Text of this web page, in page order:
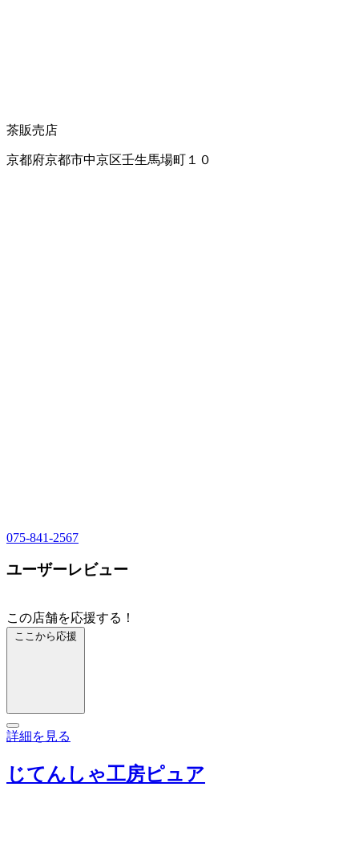
茶販売店
京都府京都市中京区壬生馬場町１０
075-841-2567
ユーザーレビュー
この店舗を応援する！
ここから応援
詳細を見る
じてんしゃ工房ピュア